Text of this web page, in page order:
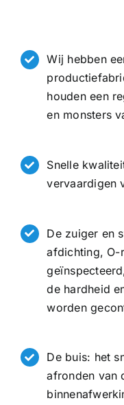
Wij hebben
houden een
en monsters
Snelle
vervaardigen
De zuiger en
afdichting, O-
de hardheid
worden
De buis: het
afronden van